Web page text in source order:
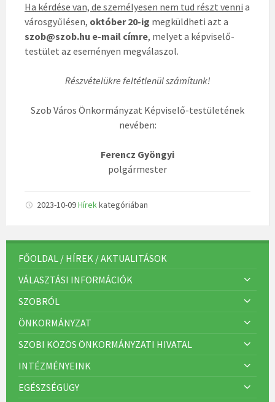
Ha kérdése van, de személyesen nem tud részt venni a
városgyűlésen, október 20-ig megküldheti azt a
szob@szob.hu e-mail címre, melyet a képviselő-
testület az eseményen megválaszol.
Részvételükre feltétlenül számítunk!
Szob Város Önkormányzat Képviselő-testületének
nevében:
Ferencz Gyöngyi
polgármester
2023-10-09Hírekkategóriában
FŐOLDAL / HÍREK / AKTUALITÁSOK
VÁLASZTÁSI INFORMÁCIÓK
SZOBRÓL
ÖNKORMÁNYZAT
SZOBI KÖZÖS ÖNKORMÁNYZATI HIVATAL
INTÉZMÉNYEINK
EGÉSZSÉGÜGY